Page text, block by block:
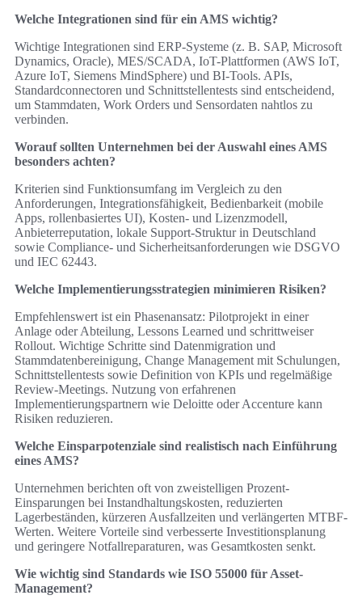
Welche Integrationen sind für ein AMS wichtig?
Wichtige Integrationen sind ERP-Systeme (z. B. SAP, Microsoft
Dynamics, Oracle), MES/SCADA, IoT-Plattformen (AWS IoT,
Azure IoT, Siemens MindSphere) und BI-Tools. APIs,
Standardconnectoren und Schnittstellentests sind entscheidend,
um Stammdaten, Work Orders und Sensordaten nahtlos zu
verbinden.
Worauf sollten Unternehmen bei der Auswahl eines AMS
besonders achten?
Kriterien sind Funktionsumfang im Vergleich zu den
Anforderungen, Integrationsfähigkeit, Bedienbarkeit (mobile
Apps, rollenbasiertes UI), Kosten- und Lizenzmodell,
Anbieterreputation, lokale Support-Struktur in Deutschland
sowie Compliance- und Sicherheitsanforderungen wie DSGVO
und IEC 62443.
Welche Implementierungsstrategien minimieren Risiken?
Empfehlenswert ist ein Phasenansatz: Pilotprojekt in einer
Anlage oder Abteilung, Lessons Learned und schrittweiser
Rollout. Wichtige Schritte sind Datenmigration und
Stammdatenbereinigung, Change Management mit Schulungen,
Schnittstellentests sowie Definition von KPIs und regelmäßige
Review-Meetings. Nutzung von erfahrenen
Implementierungspartnern wie Deloitte oder Accenture kann
Risiken reduzieren.
Welche Einsparpotenziale sind realistisch nach Einführung
eines AMS?
Unternehmen berichten oft von zweistelligen Prozent-
Einsparungen bei Instandhaltungskosten, reduzierten
Lagerbeständen, kürzeren Ausfallzeiten und verlängerten MTBF-
Werten. Weitere Vorteile sind verbesserte Investitionsplanung
und geringere Notfallreparaturen, was Gesamtkosten senkt.
Wie wichtig sind Standards wie ISO 55000 für Asset-
Management?